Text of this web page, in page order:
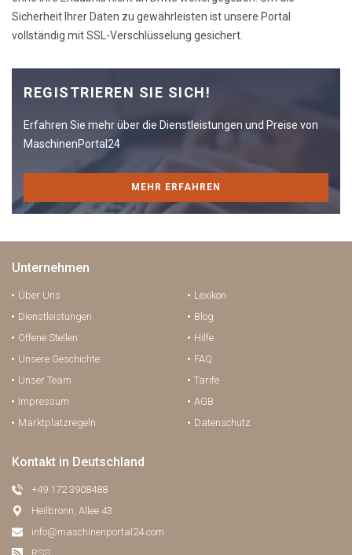
Sicherheit Ihrer Daten zu gewährleisten ist unsere Portal
vollständig mit SSL-Verschlüsselung gesichert.
REGISTRIEREN SIE SICH!
Erfahren Sie mehr über die Dienstleistungen und Preise von
MaschinenPortal24
MEHR ERFAHREN
Unternehmen
Über Uns
Dienstleistungen
Offene Stellen
Unsere Geschichte
Unser Team
Impressum
Marktplatzregeln
Lexikon
Blog
Hilfe
FAQ
Tarife
AGB
Datenschutz
Kontakt in Deutschland
+49 172 3908488
Heilbronn, Allee 43
info@maschinenportal24.сom